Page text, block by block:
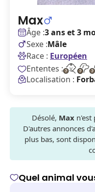
Max
Âge :3 ans et 3
Sexe :Mâle
Race : Européen
Ententes :
Localisation :
Désolé, Maxn'est
D'autres annonces
plus bas, sont
Quel animal